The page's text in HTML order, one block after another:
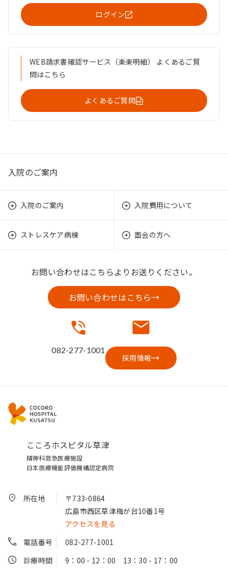
ログイン
WEB請求書確認サービス（楽楽明細） よくあるご質
問はこちら
よくあるご質問
入院のご案内
入院のご案内 入院費用について
ストレスケア病棟 面会の方へ
お問い合わせはこちらよりお送りください。
お問い合わせはこちら
082-277-1001
採用情報
こころホスピタル草津
精神科救急医療施設
日本医療機能評価機構認定病院
所在地
〒733-0864
広島市西区草津梅が台10番1号
アクセスを見る
電話番号
082-277-1001
診療時間
9：00 - 12：00 13：30 - 17：00